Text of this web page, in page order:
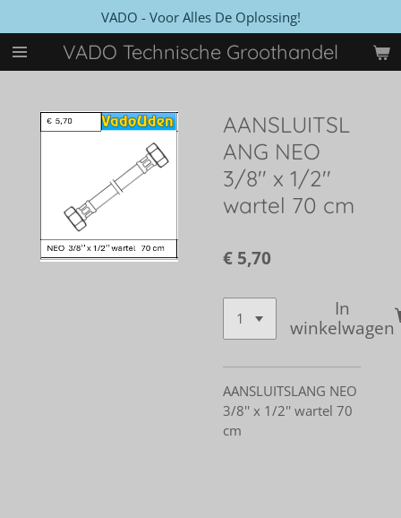
direct
naar
VADO Technische Groothandel
VADO - Voor Alles De Oplossing!
AANSLUITSL
ANG NEO
3/8'' x 1/2''
wartel 70 cm
€ 5,70
In
winkelwagen
AANSLUITSLANG NEO
3/8'' x 1/2'' wartel 70
cm